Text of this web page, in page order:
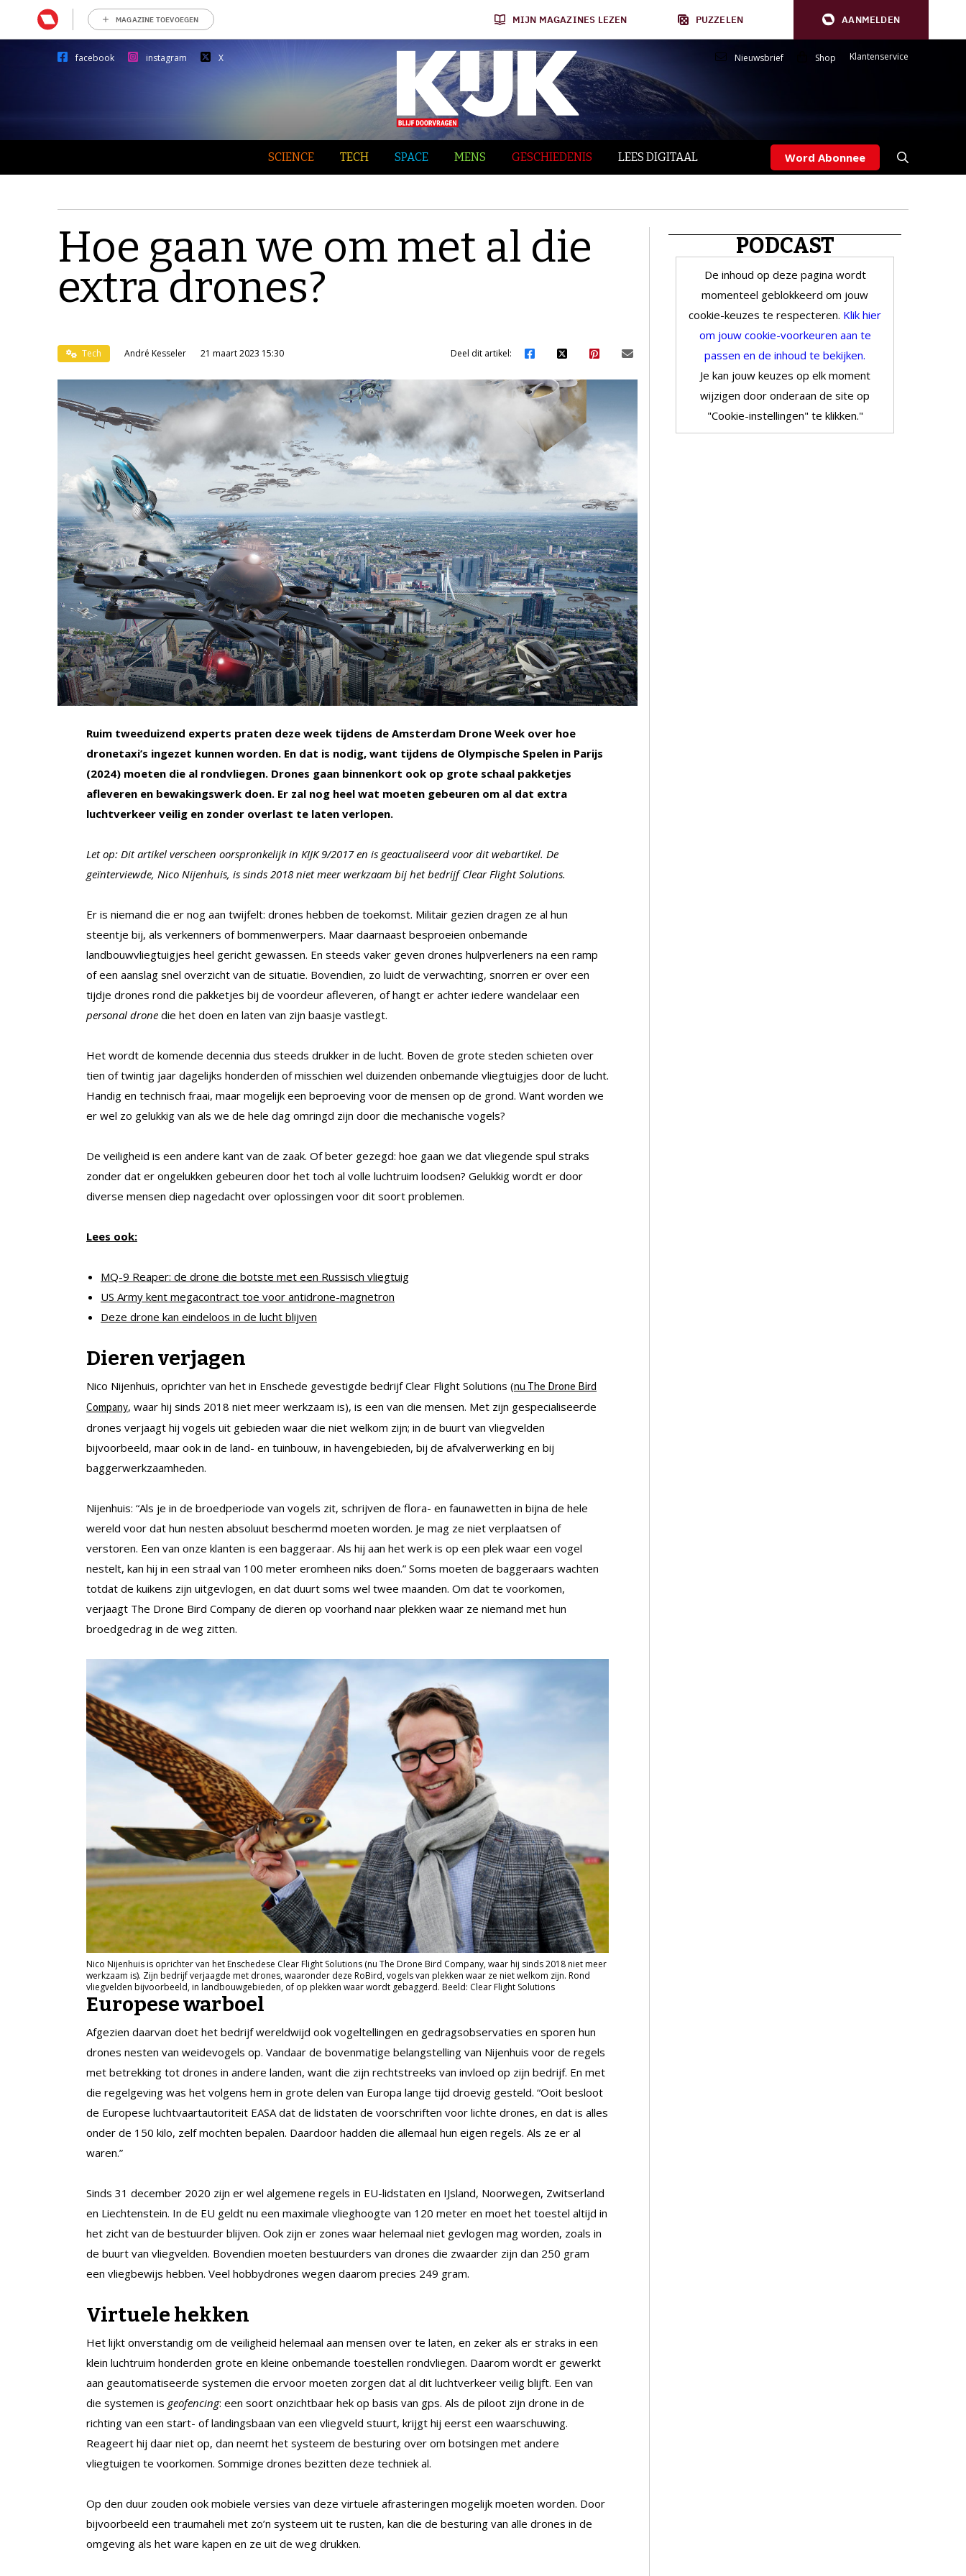
MAGAZINE TOEVOEGEN MIJN MAGAZINES LEZEN PUZZELEN AANMELDEN
facebook instagram X Nieuwsbrief Shop Klantenservice
SCIENCE TECH SPACE MENS GESCHIEDENIS LEES DIGITAAL Word Abonnee
Hoe gaan we om met al die
extra drones?
Tech André Kesseler 21 maart 2023 15:30 Deel dit artikel:
Ruim tweeduizend experts praten deze week tijdens de Amsterdam Drone Week over hoe
dronetaxi’s ingezet kunnen worden. En dat is nodig, want tijdens de Olympische Spelen in Parijs
(2024) moeten die al rondvliegen. Drones gaan binnenkort ook op grote schaal pakketjes
afleveren en bewakingswerk doen. Er zal nog heel wat moeten gebeuren om al dat extra
luchtverkeer veilig en zonder overlast te laten verlopen.
Let op: Dit artikel verscheen oorspronkelijk in KIJK 9/2017 en is geactualiseerd voor dit webartikel. De
geïnterviewde, Nico Nijenhuis, is sinds 2018 niet meer werkzaam bij het bedrijf Clear Flight Solutions.
Er is niemand die er nog aan twijfelt: drones hebben de toekomst. Militair gezien dragen ze al hun
steentje bij, als verkenners of bommenwerpers. Maar daarnaast besproeien onbemande
landbouwvliegtuigjes heel gericht gewassen. En steeds vaker geven drones hulpverleners na een ramp
of een aanslag snel overzicht van de situatie. Bovendien, zo luidt de verwachting, snorren er over een
tijdje drones rond die pakketjes bij de voordeur afleveren, of hangt er achter iedere wandelaar een
personal drone die het doen en laten van zijn baasje vastlegt.
Het wordt de komende decennia dus steeds drukker in de lucht. Boven de grote steden schieten over
tien of twintig jaar dagelijks honderden of misschien wel duizenden onbemande vliegtuigjes door de lucht.
Handig en technisch fraai, maar mogelijk een beproeving voor de mensen op de grond. Want worden we
er wel zo gelukkig van als we de hele dag omringd zijn door die mechanische vogels?
De veiligheid is een andere kant van de zaak. Of beter gezegd: hoe gaan we dat vliegende spul straks
zonder dat er ongelukken gebeuren door het toch al volle luchtruim loodsen? Gelukkig wordt er door
diverse mensen diep nagedacht over oplossingen voor dit soort problemen.
Lees ook:
MQ-9 Reaper: de drone die botste met een Russisch vliegtuig
US Army kent megacontract toe voor antidrone-magnetron
Deze drone kan eindeloos in de lucht blijven
Dieren verjagen
Nico Nijenhuis, oprichter van het in Enschede gevestigde bedrijf Clear Flight Solutions (nu The Drone Bird
Company, waar hij sinds 2018 niet meer werkzaam is), is een van die mensen. Met zijn gespecialiseerde
drones verjaagt hij vogels uit gebieden waar die niet welkom zijn; in de buurt van vliegvelden
bijvoorbeeld, maar ook in de land- en tuinbouw, in havengebieden, bij de afvalverwerking en bij
baggerwerkzaamheden.
Nijenhuis: “Als je in de broedperiode van vogels zit, schrijven de flora- en faunawetten in bijna de hele
wereld voor dat hun nesten absoluut beschermd moeten worden. Je mag ze niet verplaatsen of
verstoren. Een van onze klanten is een baggeraar. Als hij aan het werk is op een plek waar een vogel
nestelt, kan hij in een straal van 100 meter eromheen niks doen.” Soms moeten de baggeraars wachten
totdat de kuikens zijn uitgevlogen, en dat duurt soms wel twee maanden. Om dat te voorkomen,
verjaagt The Drone Bird Company de dieren op voorhand naar plekken waar ze niemand met hun
broedgedrag in de weg zitten.
Nico Nijenhuis is oprichter van het Enschedese Clear Flight Solutions (nu The Drone Bird Company, waar hij sinds 2018 niet meer
werkzaam is). Zijn bedrijf verjaagde met drones, waaronder deze RoBird, vogels van plekken waar ze niet welkom zijn. Rond
vliegvelden bijvoorbeeld, in landbouwgebieden, of op plekken waar wordt gebaggerd. Beeld: Clear Flight Solutions
Europese warboel
Afgezien daarvan doet het bedrijf wereldwijd ook vogeltellingen en gedragsobservaties en sporen hun
drones nesten van weidevogels op. Vandaar de bovenmatige belangstelling van Nijenhuis voor de regels
met betrekking tot drones in andere landen, want die zijn rechtstreeks van invloed op zijn bedrijf. En met
die regelgeving was het volgens hem in grote delen van Europa lange tijd droevig gesteld. “Ooit besloot
de Europese luchtvaartautoriteit EASA dat de lidstaten de voorschriften voor lichte drones, en dat is alles
onder de 150 kilo, zelf mochten bepalen. Daardoor hadden die allemaal hun eigen regels. Als ze er al
waren.”
Sinds 31 december 2020 zijn er wel algemene regels in EU-lidstaten en IJsland, Noorwegen, Zwitserland
en Liechtenstein. In de EU geldt nu een maximale vlieghoogte van 120 meter en moet het toestel altijd in
het zicht van de bestuurder blijven. Ook zijn er zones waar helemaal niet gevlogen mag worden, zoals in
de buurt van vliegvelden. Bovendien moeten bestuurders van drones die zwaarder zijn dan 250 gram
een vliegbewijs hebben. Veel hobbydrones wegen daarom precies 249 gram.
Virtuele hekken
Het lijkt onverstandig om de veiligheid helemaal aan mensen over te laten, en zeker als er straks in een
klein luchtruim honderden grote en kleine onbemande toestellen rondvliegen. Daarom wordt er gewerkt
aan geautomatiseerde systemen die ervoor moeten zorgen dat al dit luchtverkeer veilig blijft. Een van
die systemen is geofencing: een soort onzichtbaar hek op basis van gps. Als de piloot zijn drone in de
richting van een start- of landingsbaan van een vliegveld stuurt, krijgt hij eerst een waarschuwing.
Reageert hij daar niet op, dan neemt het systeem de besturing over om botsingen met andere
vliegtuigen te voorkomen. Sommige drones bezitten deze techniek al.
Op den duur zouden ook mobiele versies van deze virtuele afrasteringen mogelijk moeten worden. Door
bijvoorbeeld een traumaheli met zo’n systeem uit te rusten, kan die de besturing van alle drones in de
omgeving als het ware kapen en ze uit de weg drukken.
PODCAST
De inhoud op deze pagina wordt
momenteel geblokkeerd om jouw
cookie-keuzes te respecteren. Klik hier
om jouw cookie-voorkeuren aan te
passen en de inhoud te bekijken.
Je kan jouw keuzes op elk moment
wijzigen door onderaan de site op
"Cookie-instellingen" te klikken."